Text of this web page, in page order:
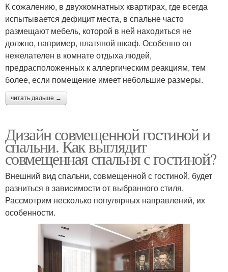
К сожалению, в двухкомнатных квартирах, где всегда
испытывается дефицит места, в спальне часто
размещают мебель, которой в ней находиться не
должно, например, платяной шкаф. Особенно он
нежелателен в комнате отдыха людей,
предрасположенных к аллергическим реакциям, тем
более, если помещение имеет небольшие размеры.
читать дальше →
Дизайн совмещенной гостиной и
спальни. Как выглядит
совмещенная спальня с гостиной?
Внешний вид спальни, совмещенной с гостиной, будет
разниться в зависимости от выбранного стиля.
Рассмотрим несколько популярных направлений, их
особенности.